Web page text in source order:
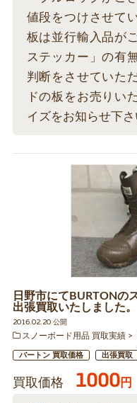
値段をつけさせて
板は並行輸入品が
ステッカー」の有
判断をさせていた
ドの板をお売りい
イズをお知らせ下さ
日野市にてBURTONの
出張買取いたしました。
2016.02.20 公開
スノーボード用品 買取実績
バートン 買取価格 出張買取
買取価格 1000円